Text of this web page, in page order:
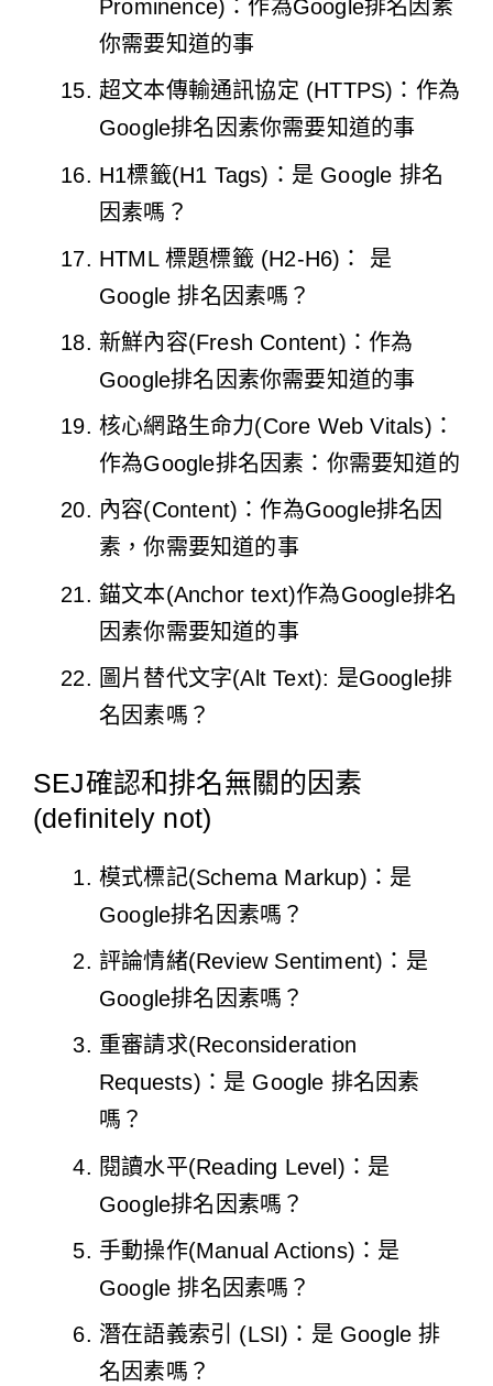
Prominence)：作為Google排名因素
你需要知道的事
超文本傳輸通訊協定 (HTTPS)：作為
Google排名因素你需要知道的事
H1標籤(H1 Tags)：是 Google 排名
因素嗎？
HTML 標題標籤 (H2-H6)： 是
Google 排名因素嗎？
新鮮內容(Fresh Content)：作為
Google排名因素你需要知道的事
核心網路生命力(Core Web Vitals)：
作為Google排名因素：你需要知道的
內容(Content)：作為Google排名因
素，你需要知道的事
錨文本(Anchor text)作為Google排名
因素你需要知道的事
圖片替代文字(Alt Text): 是Google排
名因素嗎？
SEJ確認和排名無關的因素
(definitely not)
模式標記(Schema Markup)：是
Google排名因素嗎？
評論情緒(Review Sentiment)：是
Google排名因素嗎？
重審請求(Reconsideration
Requests)：是 Google 排名因素
嗎？
閱讀水平(Reading Level)：是
Google排名因素嗎？
手動操作(Manual Actions)：是
Google 排名因素嗎？
潛在語義索引 (LSI)：是 Google 排
名因素嗎？